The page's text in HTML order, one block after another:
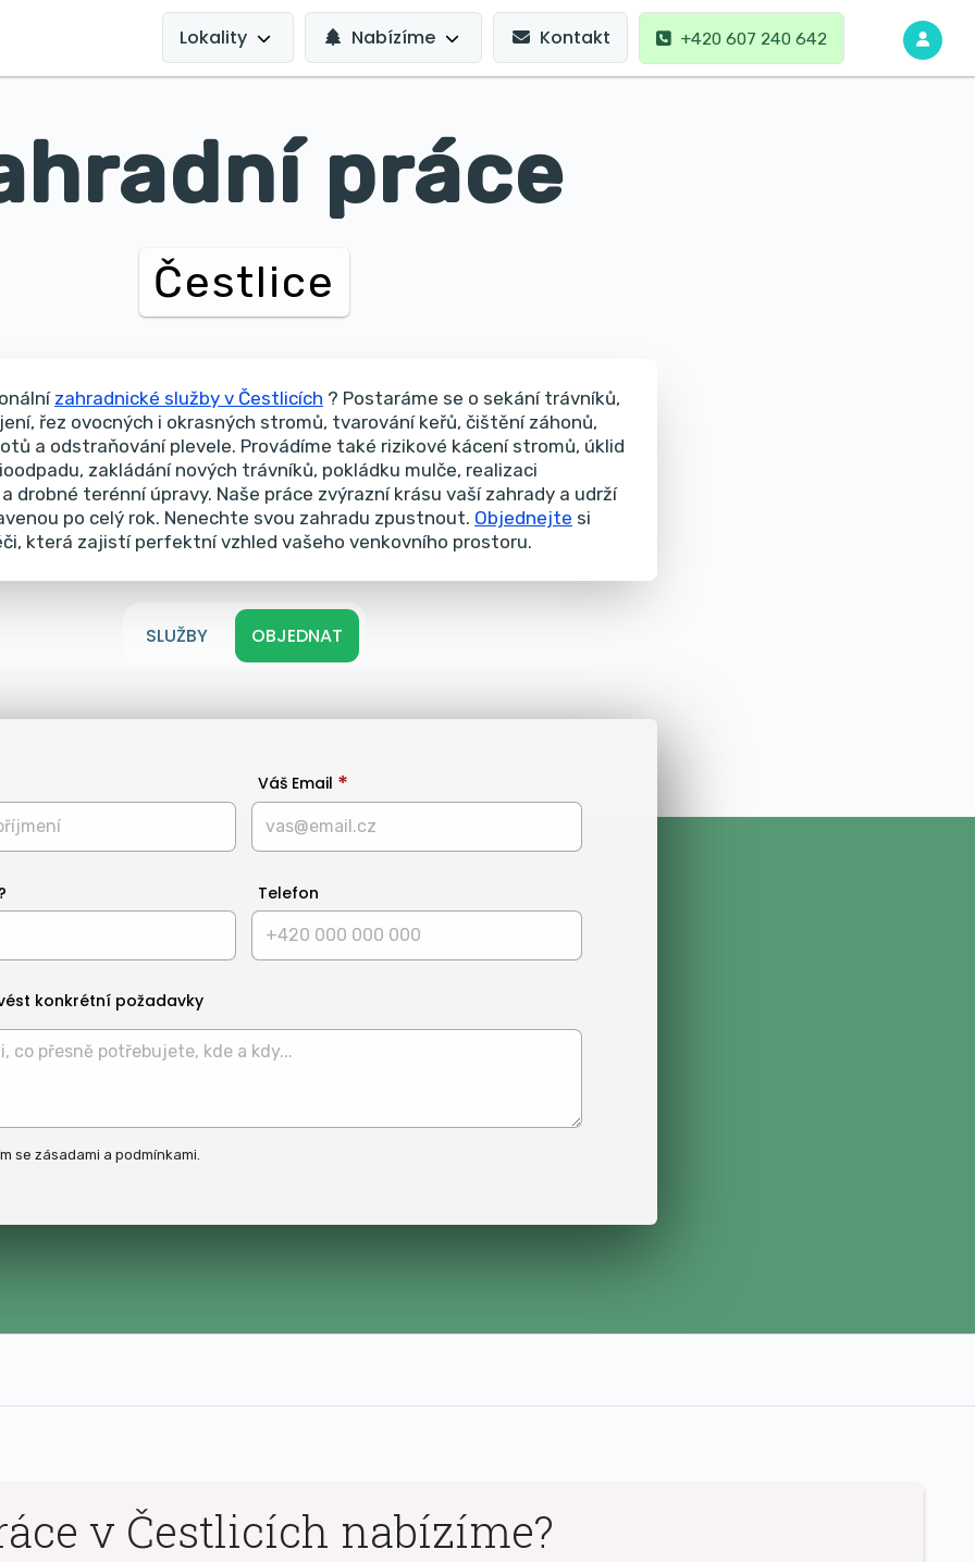
MAIN
NAVIGATION
+420 607 240 642
Lokality Nabízíme Kontakt
práce
Čestlice
zahradnické služby v Čestlicích ? Postaráme se o sekání trávníků,
řez ovocných i okrasných stromů, tvarování keřů, čištění záhonů,
a odstraňování plevele. Provádíme také rizikové kácení stromů, úklid
zakládání nových trávníků, pokládku mulče, realizaci
drobné terénní úpravy. Naše práce zvýrazní krásu vaší zahrady a udrží
po celý rok. Nenechte svou zahradu zpustnout. Objednejte si
která zajistí perfektní vzhled vašeho venkovního prostoru.
SLUŽBY OBJEDNAT
Váš Email
Telefon
konkrétní požadavky
se zásadami a podmínkami.
v Čestlicích nabízíme?